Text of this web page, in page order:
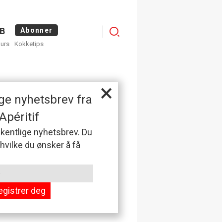
Abonner
Kokketips
Menu
×
nyhetsbrev fra
nyhetsbrev. Du
du ønsker å få
deg